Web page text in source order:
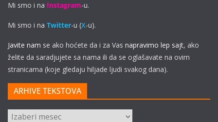
Mi smo i na Instagram-u.
Mi smo i na Twitter-u (X-u).
Javite nam se ako hoćete da i za Vas napravimo lep sajt, ako
želite da saradjujete sa nama ili da se oglašavate na ovim
stranicama (koje gledaju hiljade ljudi svakog dana).
ARHIVE TEKSTOVA
ARHIVE